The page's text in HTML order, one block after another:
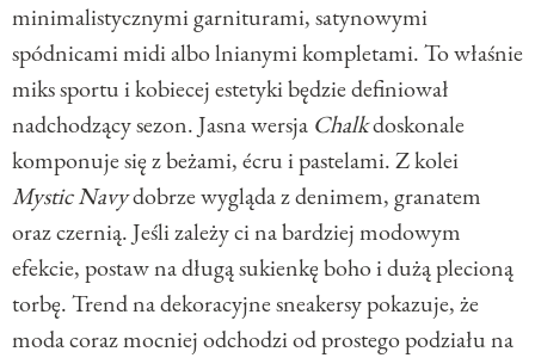
minimalistycznymi garniturami, satynowymi
spódnicami midi albo lnianymi kompletami. To właśnie
miks sportu i kobiecej estetyki będzie definiował
nadchodzący sezon. Jasna wersja Chalkdoskonale
komponuje się z beżami, écru i pastelami. Z kolei
Mystic Navydobrze wygląda z denimem, granatem
oraz czernią. Jeśli zależy ci na bardziej modowym
efekcie, postaw na długą sukienkę boho i dużą plecioną
torbę. Trend na dekoracyjne sneakersy pokazuje, że
moda coraz mocniej odchodzi od prostego podziału na